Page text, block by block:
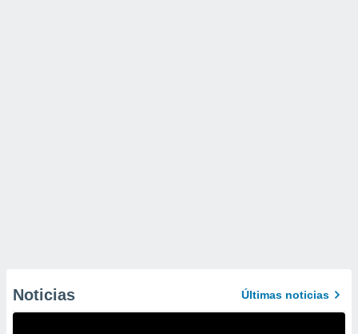
Noticias Últimas noticias